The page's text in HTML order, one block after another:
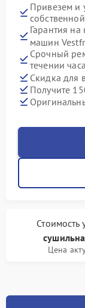
Привезем и
Гарантия
машин
Срочный
течении часа
Скидка для
Получите
Стоимость
Цена